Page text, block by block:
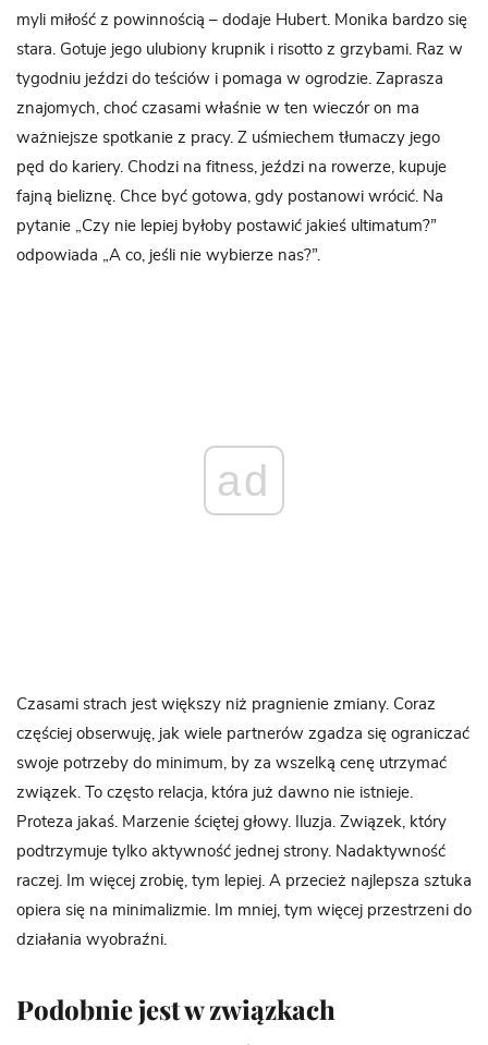
myli miłość z powinnością – dodaje Hubert. Monika bardzo się
stara. Gotuje jego ulubiony krupnik i risotto z grzybami. Raz w
tygodniu jeździ do teściów i pomaga w ogrodzie. Zaprasza
znajomych, choć czasami właśnie w ten wieczór on ma
ważniejsze spotkanie z pracy. Z uśmiechem tłumaczy jego
pęd do kariery. Chodzi na fitness, jeździ na rowerze, kupuje
fajną bieliznę. Chce być gotowa, gdy postanowi wrócić. Na
pytanie „Czy nie lepiej byłoby postawić jakieś ultimatum?”
odpowiada „A co, jeśli nie wybierze nas?”.
ad
Czasami strach jest większy niż pragnienie zmiany. Coraz
częściej obserwuję, jak wiele partnerów zgadza się ograniczać
swoje potrzeby do minimum, by za wszelką cenę utrzymać
związek. To często relacja, która już dawno nie istnieje.
Proteza jakaś. Marzenie ściętej głowy. Iluzja. Związek, który
podtrzymuje tylko aktywność jednej strony. Nadaktywność
raczej. Im więcej zrobię, tym lepiej. A przecież najlepsza sztuka
opiera się na minimalizmie. Im mniej, tym więcej przestrzeni do
działania wyobraźni.
Podobnie jest w związkach